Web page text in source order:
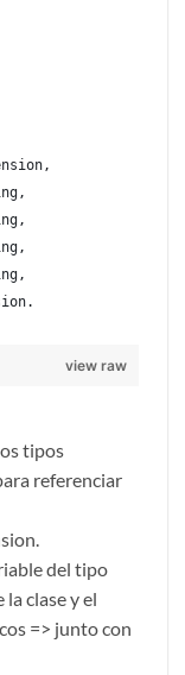
view raw
tipos
referenciar
del tipo
clase y el
=> junto con